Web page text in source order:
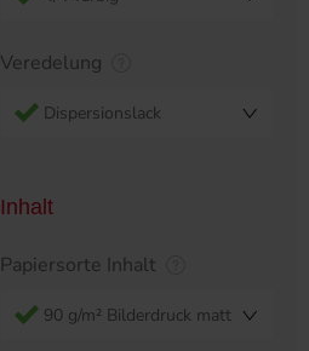
Veredelung
Dispersionslack
Inhalt
Papiersorte Inhalt
90 g/m² Bilderdruck matt